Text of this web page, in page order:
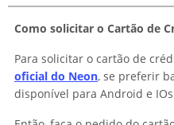
Como solicitar o Cartão de
Para solicitar o cartão de
oficial do Neon, se preferir
disponível para Android e